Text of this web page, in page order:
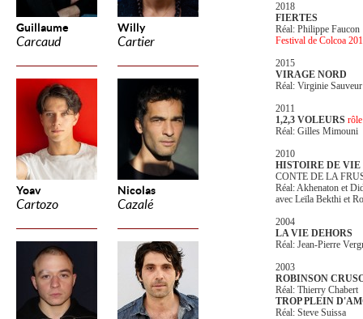
Guillaume
Carcaud
Willy
Cartier
Yoav
Cartozo
Nicolas
Cazalé
2018
FIERTES
Réal: Philippe Faucon
Festival de Colcoa
2015
VIRAGE NORD
Réal: Virginie Sauveur
2011
1,2,3 VOLEURS
Réal: Gilles Mimouni
2010
HISTOIRE DE VIE
CONTE DE LA
Réal: Akhenaton et
avec Leïla Bekthi et
2004
LA VIE DEHORS
Réal: Jean-Pierre
2003
ROBINSON
Réal: Thierry Chabert
TROP PLEIN
Réal: Steve Suissa